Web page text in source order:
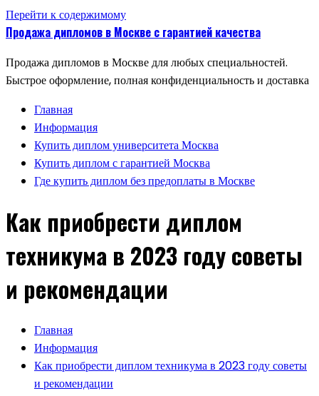
Перейти к содержимому
Продажа дипломов в Москве с гарантией качества
Продажа дипломов в Москве для любых специальностей.
Быстрое оформление, полная конфиденциальность и доставка
Главная
Информация
Купить диплом университета Москва
Купить диплом с гарантией Москва
Где купить диплом без предоплаты в Москве
Как приобрести диплом
техникума в 2023 году советы
и рекомендации
Главная
Информация
Как приобрести диплом техникума в 2023 году советы
и рекомендации